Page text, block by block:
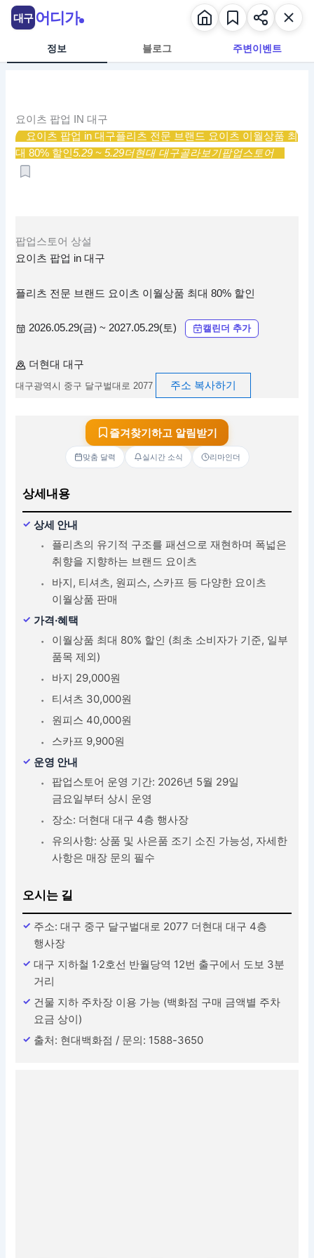
정보 블로그 주변이벤트
요이츠 팝업 IN 대구
요이츠 팝업 in 대구플리츠 전문 브랜드 요이츠 이월상품 최
대 80% 할인5.29 ~ 5.29더현대 대구골라보기팝업스토어
팝업스토어 상설
요이츠 팝업 in 대구
플리츠 전문 브랜드 요이츠 이월상품 최대 80% 할인
2026.05.29(금) ~ 2027.05.29(토) 캘린더 추가
더현대 대구
대구광역시 중구 달구벌대로 2077 주소 복사하기
즐겨찾기하고 알림받기
맞춤 달력 실시간 소식 리마인더
상세내용
상세 안내
플리츠의 유기적 구조를 패션으로 재현하며 폭넓은
취향을 지향하는 브랜드 요이츠
바지, 티셔츠, 원피스, 스카프 등 다양한 요이츠
이월상품 판매
가격·혜택
이월상품 최대 80% 할인 (최초 소비자가 기준, 일부
품목 제외)
바지 29,000원
티셔츠 30,000원
원피스 40,000원
스카프 9,900원
운영 안내
팝업스토어 운영 기간: 2026년 5월 29일
금요일부터 상시 운영
장소: 더현대 대구 4층 행사장
유의사항: 상품 및 사은품 조기 소진 가능성, 자세한
사항은 매장 문의 필수
오시는 길
주소: 대구 중구 달구벌대로 2077 더현대 대구 4층
행사장
대구 지하철 1·2호선 반월당역 12번 출구에서 도보 3분
거리
건물 지하 주차장 이용 가능 (백화점 구매 금액별 주차
요금 상이)
출처: 현대백화점 / 문의: 1588-3650
대구 어디가